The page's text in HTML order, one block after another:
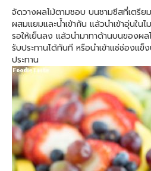
จัดวางผลไม้ตามชอบ บนชามชีสที่เตรีย
ผสมแยมและน้ำเข้ากัน แล้วนำเข้าอุ่นใน
รอให้เย็นลง แล้วนำมาทาด้านบนของผล
รับประทานได้ทันที หรือนำเข้าแช่ช่องแข็
ประทาน